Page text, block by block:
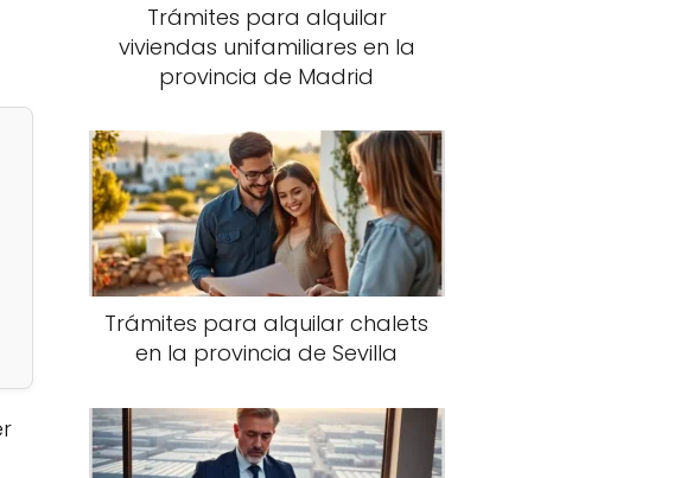
Trámites para alquilar
viviendas unifamiliares en la
provincia de Madrid
Trámites para alquilar chalets
en la provincia de Sevilla